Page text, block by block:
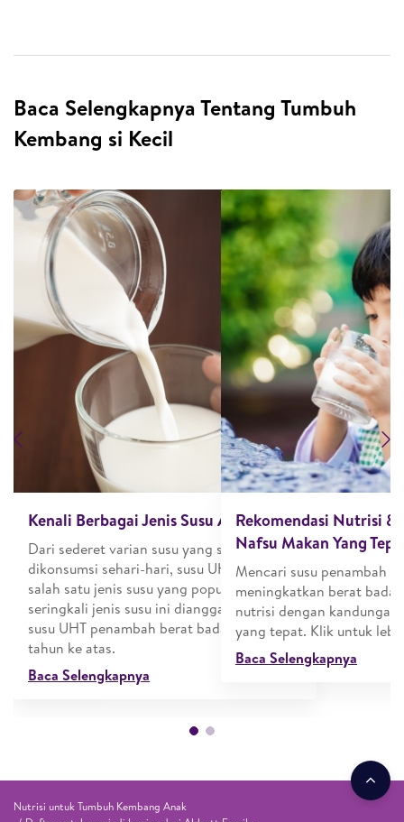
Baca Selengkapnya Tentang Tumbuh
Kembang si Kecil
Previous
untuk
untuk
manfaat
dan
Kenali Berbagai Jenis Susu Anak, di Sini
Dari sederet varian susu yang sering
dikonsumsi sehari-hari, susu UHT adalah
salah satu jenis susu yang populer. Bahkan,
seringkali jenis susu ini dianggap sebagai
susu UHT penambah berat badan anak 1
tahun ke atas.
Baca Selengkapnya
Rekomendasi Nutrisi &
Nafsu Makan Yang
Mencari susu penambah
meningkatkan berat
nutrisi dengan kandungan
yang tepat. Klik untuk
Baca Selengkapnya
Nutrisi untuk Tumbuh Kembang Anak